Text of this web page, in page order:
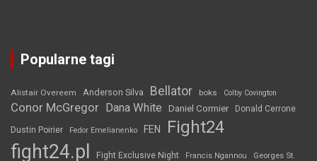
Popularne tagi
Alistair Overeem Anderson Silva Bellator boks Colby Covington
Conor McGregor Dana White Daniel Cormier Donald Cerrone
Dustin Poirier Fedor Emelianenko FEN Fight24
fight24.pl Fight Exclusive Night Francis Ngannou
Georges St.